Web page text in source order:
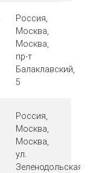
Россия,
Москва,
Москва,
пр-т
Балаклавский,
5
Россия,
Москва,
Москва,
ул.
Зеленодольская,